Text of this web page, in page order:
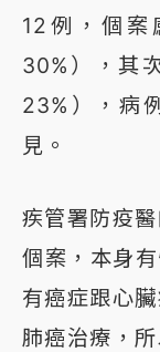
12例，個案
30%），其
23%），病
見。
疾管署防疫
個案，本身
有癌症跟心
肺癌治療，